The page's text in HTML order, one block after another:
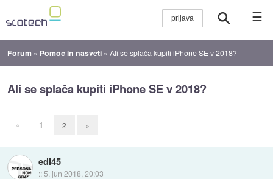
☰
Forum » Pomoč in nasveti »Ali se splača kupiti iPhone SE v 2018?
Ali se splača kupiti iPhone SE v 2018?
« 1 2 »
edi45
:: 5. jun 2018, 20:03